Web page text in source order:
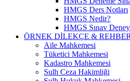
HMGS Ders Notları
HMGS Nedir?
HMGS Sınav
ÖRNEK DILEKÇE & REHBER
Aile Mahkemesi
Tüketici Mahkemesi
Kadastro Mahkemesi
Sulh Ceza Hakimliği